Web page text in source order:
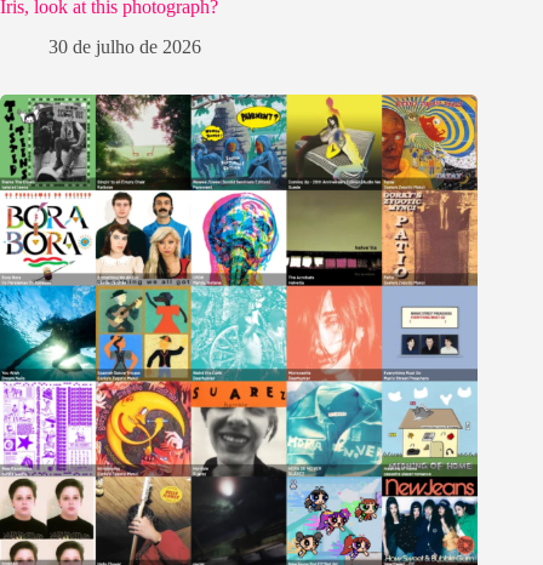
Iris, look at this photograph?
30 de julho de 2026